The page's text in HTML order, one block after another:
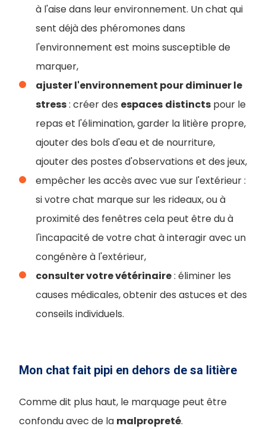
à l'aise dans leur environnement. Un chat qui
sent déjà des phéromones dans
l'environnement est moins susceptible de
marquer,
ajuster l'environnement pour diminuer le
stress: créer des espaces distincts pour le
repas et l'élimination, garder la litière propre,
ajouter des bols d'eau et de nourriture,
ajouter des postes d'observations et des jeux,
empêcher les accès avec vue sur l'extérieur :
si votre chat marque sur les rideaux, ou à
proximité des fenêtres cela peut être du à
l'incapacité de votre chat à interagir avec un
congénère à l'extérieur,
consulter votre vétérinaire: éliminer les
causes médicales, obtenir des astuces et des
conseils individuels.
Mon chat fait pipi en dehors de sa litière
Comme dit plus haut, le marquage peut être
confondu avec de la malpropreté.